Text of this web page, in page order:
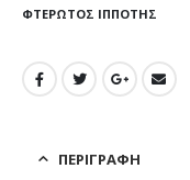
ΦΤΕΡΩΤΌΣ ΙΠΠΟΤΗΣ
ΠΕΡΙΓΡΑΦΉ